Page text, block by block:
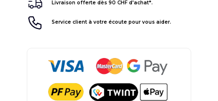
Livraison offerte dès 90 CHF d'achat*.
Service client à votre écoute pour vous aider.